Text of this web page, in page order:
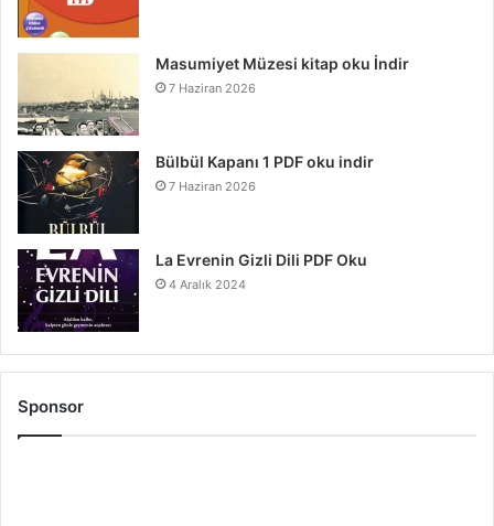
Masumiyet Müzesi kitap oku İndir
7 Haziran 2026
Bülbül Kapanı 1 PDF oku indir
7 Haziran 2026
La Evrenin Gizli Dili PDF Oku
4 Aralık 2024
Sponsor